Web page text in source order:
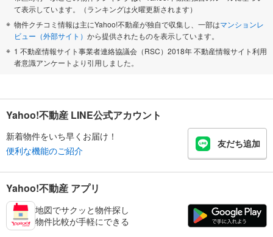
て表示しています。（ランキングは火曜更新されます）
物件クチコミ情報は主にYahoo!不動産が独自で収集し、一部はマンションレ
ビュー（外部サイト） から提供されたものを表示しています。
1 不動産情報サイト事業者連絡協議会（RSC）2018年 不動産情報サイト利用
者意識アンケートより引用しました。
Yahoo!不動産 LINE公式アカウント
新着物件をいち早くお届け！
便利な機能のご紹介
友だち追加
Yahoo!不動産 アプリ
地図でサクッと物件探し
物件比較が手軽にできる